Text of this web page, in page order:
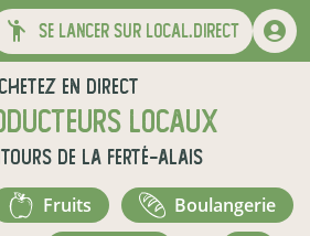
se lancer sur local.direct
en direct
locaux
de La Ferté-Alais
fruits
boulangerie